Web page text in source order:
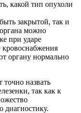
какой тип опухоли
закрытой, так и
можно
при ударе
органу нормально
точно назвать
так как к
диагностику.